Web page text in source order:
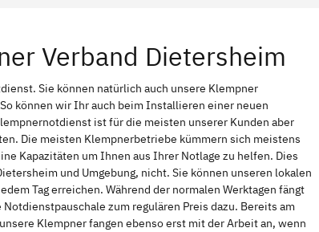
Verband Dietersheim
Sie können natürlich auch unsere Klempner
können wir Ihr auch beim Installieren einer neuen
ist für die meisten unserer Kunden aber
Die meisten Klempnerbetriebe kümmern sich meistens
Kapazitäten um Ihnen aus Ihrer Notlage zu helfen. Dies
und Umgebung, nicht. Sie können unseren lokalen
Tag erreichen. Während der normalen Werktagen fängt
zum regulären Preis dazu. Bereits am
Klempner fangen ebenso erst mit der Arbeit an, wenn